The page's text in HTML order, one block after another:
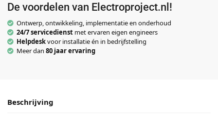
De voordelen van Electroproject.nl!
Ontwerp, ontwikkeling, implementatie en onderhoud
24/7 servicedienst met ervaren eigen engineers
Helpdeskvoor installatie én in bedrijfstelling
Meer dan 80 jaar ervaring
Beschrijving